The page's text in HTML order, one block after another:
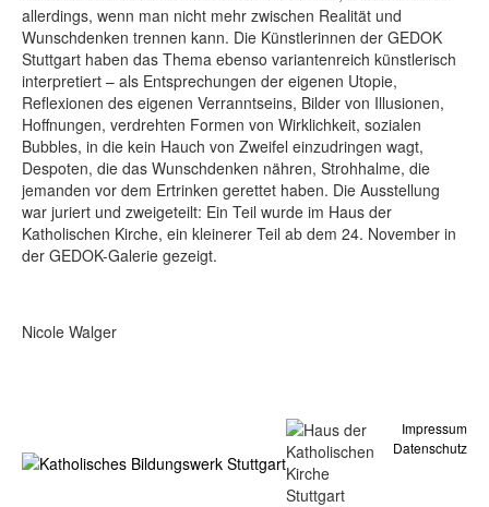
allerdings, wenn man nicht mehr zwischen Realität und
Wunschdenken trennen kann. Die Künstlerinnen der GEDOK
Stuttgart haben das Thema ebenso variantenreich künstlerisch
interpretiert – als Entsprechungen der eigenen Utopie,
Reflexionen des eigenen Verranntseins, Bilder von Illusionen,
Hoffnungen, verdrehten Formen von Wirklichkeit, sozialen
Bubbles, in die kein Hauch von Zweifel einzudringen wagt,
Despoten, die das Wunschdenken nähren, Strohhalme, die
jemanden vor dem Ertrinken gerettet haben. Die Ausstellung
war juriert und zweigeteilt: Ein Teil wurde im Haus der
Katholischen Kirche, ein kleinerer Teil ab dem 24. November in
der GEDOK-Galerie gezeigt.
Nicole Walger
Impressum
Datenschutz